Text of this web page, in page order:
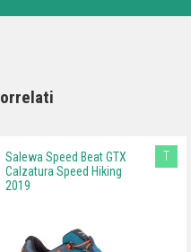
Salewa Speed Beat GTX
Calzatura Speed Hiking
2019
T